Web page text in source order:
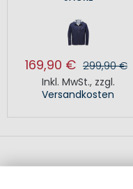
169,90 € 299,90 €
Inkl. MwSt., zzgl.
Versandkosten